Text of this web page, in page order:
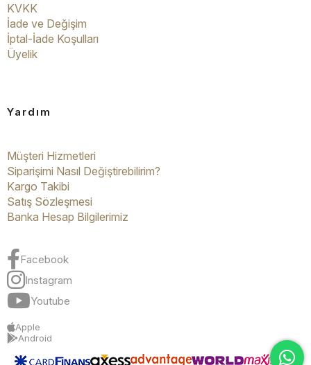
KVKK
İade ve Değişim
İptal-İade Koşulları
Üyelik
Yardım
Müşteri Hizmetleri
Siparişimi Nasıl Değiştirebilirim?
Kargo Takibi
Satış Sözleşmesi
Banka Hesap Bilgilerimiz
Facebook
Instagram
Youtube
Apple
Android